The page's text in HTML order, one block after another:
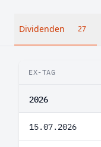
Dividenden 27
EX-TAG
2026
15.07.2026